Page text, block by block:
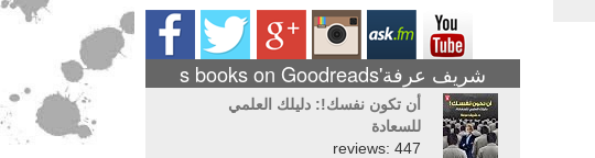
شريف عرفة's books on Goodreads
أن تكون نفسك!: دليلك العلمي
للسعادة
reviews: 447